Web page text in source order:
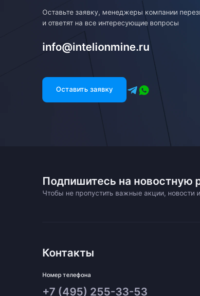
Оставьте заявку, менеджеры компании
и ответят на все интересующие вопросы
info@intelionmine.ru
Оставить заявку
Подпишитесь на новостную
Чтобы не пропустить важные акции, новости
Контакты
Номер телефона
+7 (495) 255-33-53